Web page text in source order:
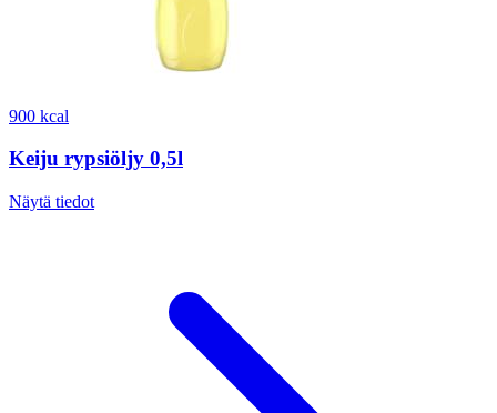
900 kcal
Keiju rypsiöljy 0,5l
Näytä tiedot